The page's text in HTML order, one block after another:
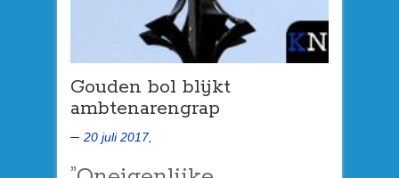
Gouden bol blijkt
ambtenarengrap
20 juli 2017,